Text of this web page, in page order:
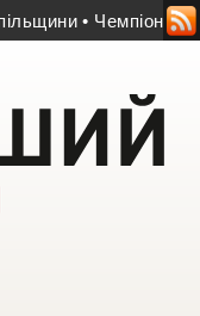
• Чемпіон світу